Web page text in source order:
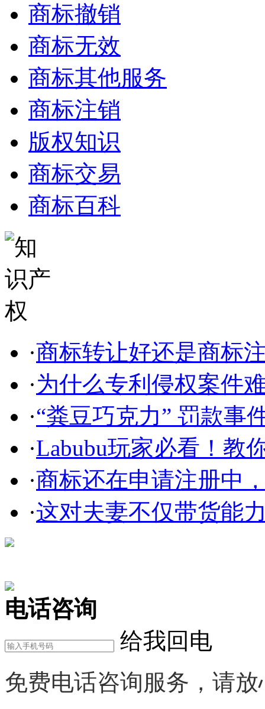
商标撤销
商标无效
商标其他服务
商标注销
版权知识
商标交易
商标百科
·商标转让好还是商标
·为什么专利侵权案件
·“粪豆巧克力” 罚款事
·Labubu玩家必看！教
·商标还在申请注册中
·这对夫妻不仅带货能
电话咨询
给我回电
免费电话咨询服务，请放